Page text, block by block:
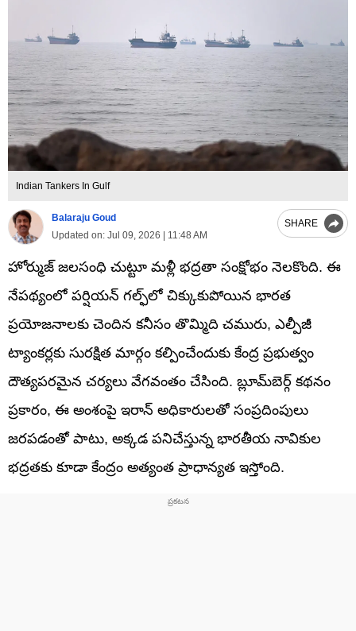
Indian Tankers In Gulf
Balaraju Goud
Updated on: Jul 09, 2026 | 11:48 AM
SHARE
హోర్ముజ్ జలసంధి చుట్టూ మళ్లీ భద్రతా సంక్షోభం నెలకొంది. ఈ
నేపథ్యంలో పర్షియన్ గల్ఫ్‌లో చిక్కుకుపోయిన భారత
ప్రయోజనాలకు చెందిన కనీసం తొమ్మిది చమురు, ఎల్పీజీ
ట్యాంకర్లకు సురక్షిత మార్గం కల్పించేందుకు కేంద్ర ప్రభుత్వం
దౌత్యపరమైన చర్యలు వేగవంతం చేసింది. బ్లూమ్‌బెర్గ్ కథనం
ప్రకారం, ఈ అంశంపై ఇరాన్ అధికారులతో సంప్రదింపులు
జరపడంతో పాటు, అక్కడ పనిచేస్తున్న భారతీయ నావికుల
భద్రతకు కూడా కేంద్రం అత్యంత ప్రాధాన్యత ఇస్తోంది.